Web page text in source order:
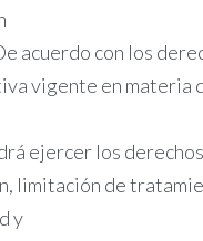
acuerdo con los
vigente en materia
ejercer los
limitación de
y